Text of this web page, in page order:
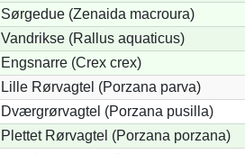
Sørgedue (Zenaida macroura)
Vandrikse (Rallus aquaticus)
Engsnarre (Crex crex)
Lille Rørvagtel (Porzana parva)
Dværgrørvagtel (Porzana pusilla)
Plettet Rørvagtel (Porzana porzana)